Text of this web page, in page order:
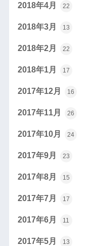
2018年4月 22
2018年3月 13
2018年2月 22
2018年1月 17
2017年12月 16
2017年11月 26
2017年10月 24
2017年9月 23
2017年8月 15
2017年7月 17
2017年6月 11
2017年5月 13